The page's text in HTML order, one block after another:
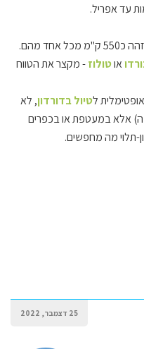
עד אפריל.
ק"מ מכל אחד מהם.
אוטולוז- מקצר את הטווח
לטיול בדורדון, לא
אלא במעטפת או בכפרים
תלוי מה מחפשים.
25 דצמבר, 2022